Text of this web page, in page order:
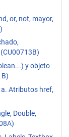
or, not, mayor,
y objeto
Atributos href,
Double,